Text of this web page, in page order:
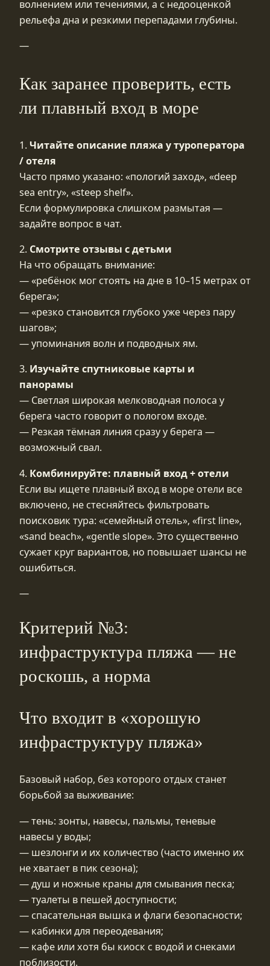
волнением или течениями, а с недооценкой
рельефа дна и резкими перепадами глубины.
—
Как заранее проверить, есть
ли плавный вход в море
1. Читайте описание пляжа у туроператора
/ отеля
Часто прямо указано: «пологий заход», «deep
sea entry», «steep shelf».
Если формулировка слишком размытая —
задайте вопрос в чат.
2. Смотрите отзывы с детьми
На что обращать внимание:
— «ребёнок мог стоять на дне в 10–15 метрах от
берега»;
— «резко становится глубоко уже через пару
шагов»;
— упоминания волн и подводных ям.
3. Изучайте спутниковые карты и
панорамы
— Светлая широкая мелководная полоса у
берега часто говорит о пологом входе.
— Резкая тёмная линия сразу у берега —
возможный свал.
4. Комбинируйте: плавный вход + отели
Если вы ищете плавный вход в море отели все
включено, не стесняйтесь фильтровать
поисковик тура: «семейный отель», «first line»,
«sand beach», «gentle slope». Это существенно
сужает круг вариантов, но повышает шансы не
ошибиться.
—
Критерий №3:
инфраструктура пляжа — не
роскошь, а норма
Что входит в «хорошую
инфраструктуру пляжа»
Базовый набор, без которого отдых станет
борьбой за выживание:
— тень: зонты, навесы, пальмы, теневые
навесы у воды;
— шезлонги и их количество (часто именно их
не хватает в пик сезона);
— душ и ножные краны для смывания песка;
— туалеты в пешей доступности;
— спасательная вышка и флаги безопасности;
— кабинки для переодевания;
— кафе или хотя бы киоск с водой и снеками
поблизости.